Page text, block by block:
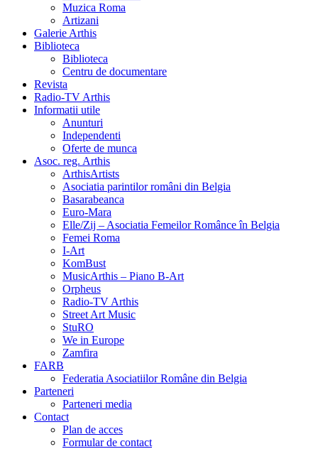
Muzica Roma
Artizani
Galerie Arthis
Biblioteca
Biblioteca
Centru de documentare
Revista
Radio-TV Arthis
Informatii utile
Anunturi
Independenti
Oferte de munca
Asoc. reg. Arthis
ArthisArtists
Asociatia parintilor români din Belgia
Basarabeanca
Euro-Mara
Elle/Zij – Asociatia Femeilor Românce în Belgia
Femei Roma
I-Art
KomBust
MusicArthis – Piano B-Art
Orpheus
Radio-TV Arthis
Street Art Music
StuRO
We in Europe
Zamfira
FARB
Federatia Asociatiilor Române din Belgia
Parteneri
Parteneri media
Contact
Plan de acces
Formular de contact